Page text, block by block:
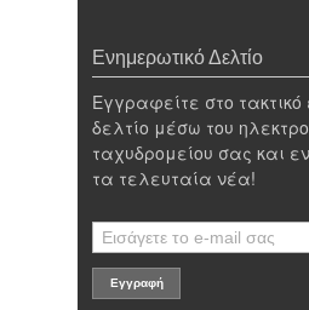
Ενημερωτικό Δελτίο
Εγγραφείτε στο τακτικό
δελτίο μέσω του
ταχυδρομείου σας και
τα τελευταία νέα!